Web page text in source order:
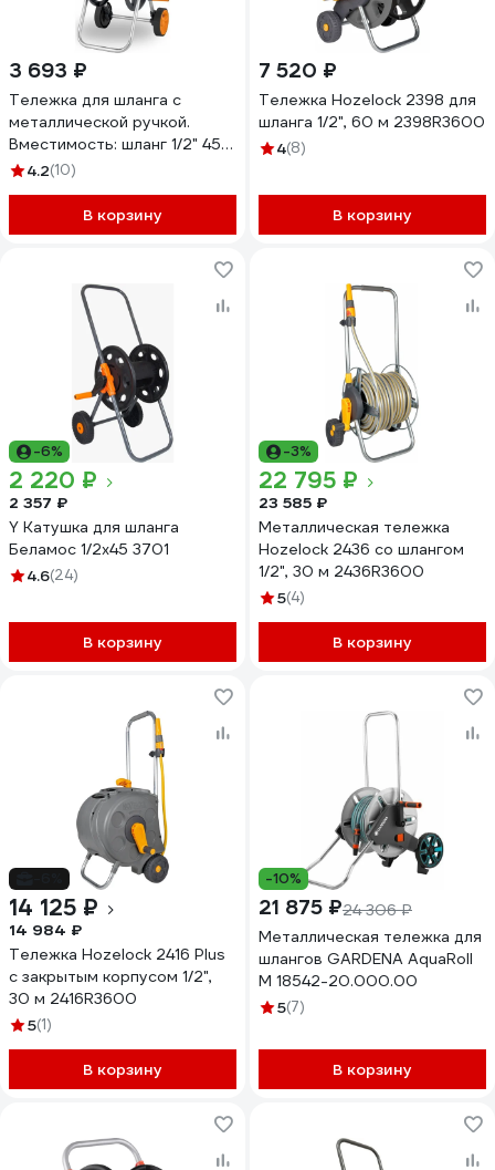
3 693 ₽
Тележка для шланга с
металлической ручкой.
Вместимость: шланг 1/2" 45
м, 5/8" 35 м, 3/4" 25 м GLQ
4.2(10)
В корзину
7 520 ₽
Тележка Hozelock 2398 для
шланга 1/2", 60 м 2398R3600
4(8)
В корзину
-6%
2 220 ₽
2 357 ₽
Y Катушка для шланга
Беламос 1/2x45 3701
4.6(24)
В корзину
-3%
22 795 ₽
23 585 ₽
Металлическая тележка
Hozelock 2436 со шлангом
1/2", 30 м 2436R3600
5(4)
В корзину
14 125 ₽
14 984 ₽
Тележка Hozelock 2416 Plus
с закрытым корпусом 1/2",
30 м 2416R3600
5(1)
В корзину
-10%
21 875 ₽24 306 ₽
Металлическая тележка для
шлангов GARDENA AquaRoll
M 18542-20.000.00
5(7)
В корзину